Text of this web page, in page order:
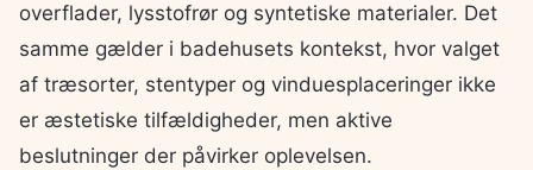
overflader, lysstofrør og syntetiske materialer. Det
samme gælder i badehusets kontekst, hvor valget
af træsorter, stentyper og vinduesplaceringer ikke
er æstetiske tilfældigheder, men aktive
beslutninger der påvirker oplevelsen.